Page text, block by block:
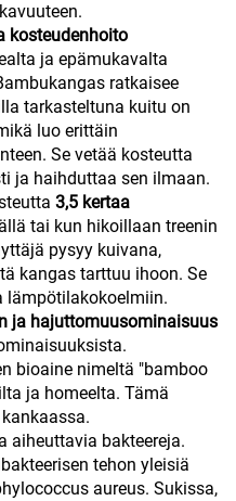
kosteudenhoito
ja epämukavalta
ratkaisee
tarkasteltuna kuitu on
luo erittäin
Se vetää kosteutta
ja haihduttaa sen ilmaan.
3,5 kertaa
tai kun hikoillaan treenin
pysyy kuivana,
kangas tarttuu ihoon. Se
lämpötilakokoelmiin.
ja hajuttomuusominaisuus
bioaine nimeltä "bamboo
ja homeelta. Tämä
aiheuttavia bakteereja.
tehon yleisiä
aureus. Sukissa,